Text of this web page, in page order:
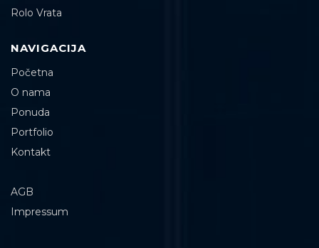
Rolo Vrata
NAVIGACIJA
Početna
O nama
Ponuda
Portfolio
Kontakt
AGB
Impressum